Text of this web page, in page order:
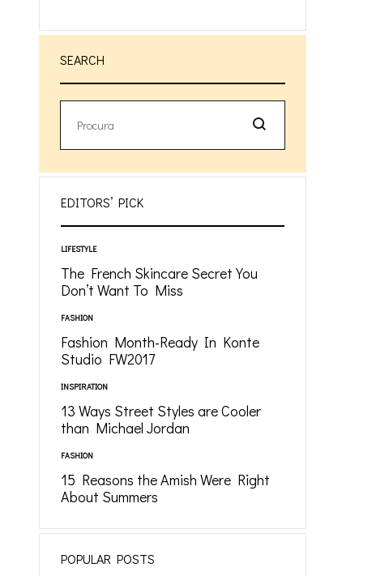
SEARCH
Procura
EDITORS’ PICK
LIFESTYLE
The French Skincare Secret You
Don’t Want To Miss
FASHION
Fashion Month-Ready In Konte
Studio FW2017
INSPIRATION
13 Ways Street Styles are Cooler
than Michael Jordan
FASHION
15 Reasons the Amish Were Right
About Summers
POPULAR POSTS